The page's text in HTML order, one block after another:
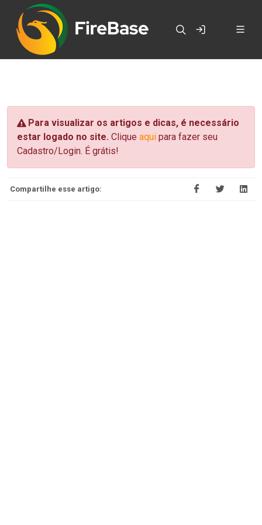
Para visualizar os artigos e dicas, é necessário
estar logado no site. Clique aqui para fazer seu
Cadastro/Login. É grátis!
Compartilhe esse artigo: